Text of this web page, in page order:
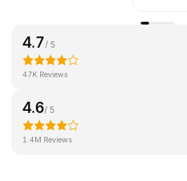
4.7 / 5
47K Reviews
4.6/ 5
1.4M Reviews